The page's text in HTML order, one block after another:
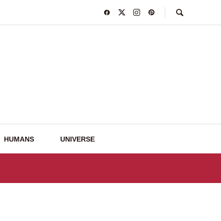
HUMANS UNIVERSE